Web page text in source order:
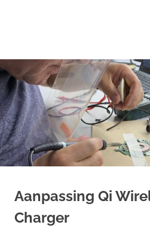
Aanpassing Qi
Charger